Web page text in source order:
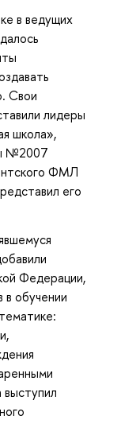
в ведущих
Свои
лидеры
школа»,
№2007
ФМЛ
его
Федерации,
в обучении
выступил